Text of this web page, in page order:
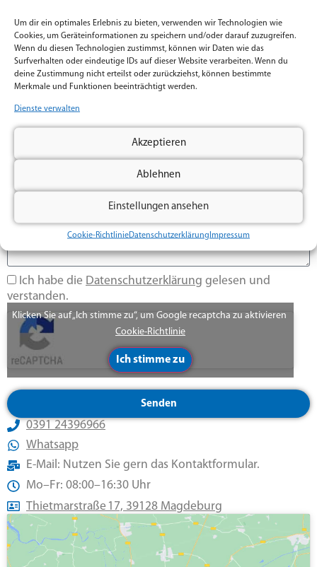
Um dir ein optimales Erlebnis zu bieten, verwenden wir Technologien wie
Cookies, um Geräteinformationen zu speichern und/oder darauf zuzugreifen.
Wenn du diesen Technologien zustimmst, können wir Daten wie das
Surfverhalten oder eindeutige IDs auf dieser Website verarbeiten. Wenn du
deine Zustimmung nicht erteilst oder zurückziehst, können bestimmte
Merkmale und Funktionen beeinträchtigt werden.
Dienste verwalten
Akzeptieren
Ablehnen
Einstellungen ansehen
Cookie-RichtlinieDatenschutzerklärung Impressum
Fenster absichern? K'folia aus Magdeburg bietet dir
persönliche Beratung, transparente Preise und regionale
Nähe. Im Umkreis von ca. 70 km sind wir mobil und
kommen direkt zu dir – oder du kommst vorbei in unsere
klimatisierte Werkhalle.
Nachricht
Ich habe die Datenschutzerklärung gelesen und
verstanden.
Klicken Sie auf „Ich stimme zu“, um Google recaptcha zu aktivieren
Cookie-Richtlinie
Ich stimme zu
Senden
0391 24396966
Whatsapp
E-Mail: Nutzen Sie gern das Kontaktformular.
Mo–Fr: 08:00–16:30 Uhr
Thietmarstraße 17, 39128 Magdeburg